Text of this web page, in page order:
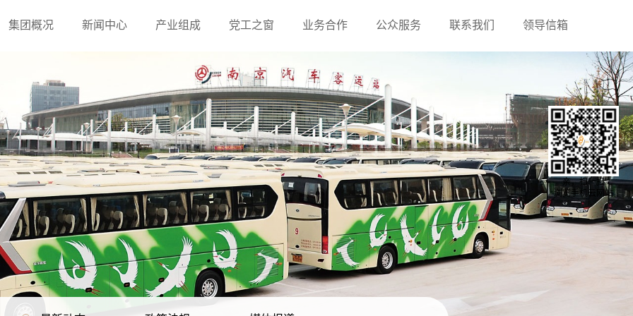
集团概况 新闻中心 产业组成 党工之窗 业务合作 公众服务 联系我们 领导信箱
亲，扫一扫
浏览手机云网站